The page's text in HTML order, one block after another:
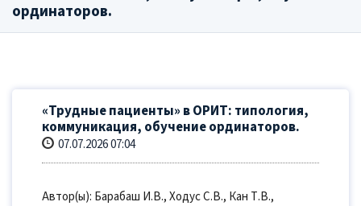
ординаторов.
«Трудные пациенты» в ОРИТ: типология,
коммуникация, обучение ординаторов.
07.07.2026 07:04
Автор(ы): Барабаш И.В., Ходус С.В., Кан Т.В.,